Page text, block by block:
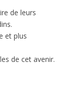
de leurs
et plus
de cet avenir.